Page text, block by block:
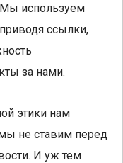
Мы используем
ссылки,
за нами.
этики нам
не ставим перед
И уж тем